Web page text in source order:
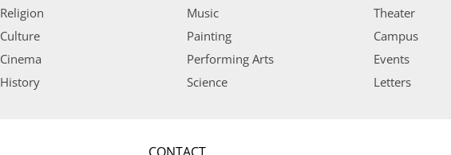
Religion
Culture
Cinema
History
Music
Painting
Performing Arts
Science
Theater
Campus
Events
Letters